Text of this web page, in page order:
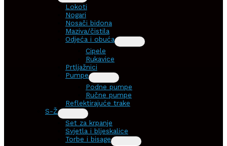
Lokoti
Nogari
Nosači bidona
Maziva/čistila
Odjeća i obuća
Cipele
Rukavice
Prtljažnici
Pumpe
Podne pumpe
Ručne pumpe
Reflektirajuće trake
S-Ž
Set za krpanje
Svjetla i bljeskalice
Torbe i bisage